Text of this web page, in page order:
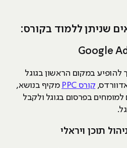
שניתן ללמוד בקורס:
במקום הראשון בגוגל
קורס PPC
מקיף בנושא,
בפרסום בגוגל ולקבל
תוכן ויראלי